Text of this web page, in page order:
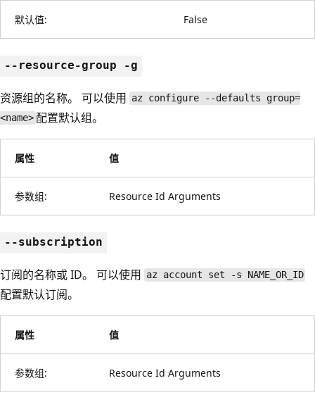
默认值: False
--resource-group -g
资源组的名称。 可以使用 az configure --defaults group=
<name> 配置默认组。
属性 值
参数组: Resource Id Arguments
--subscription
订阅的名称或 ID。 可以使用 az account set -s NAME_OR_ID
配置默认订阅。
属性 值
参数组: Resource Id Arguments